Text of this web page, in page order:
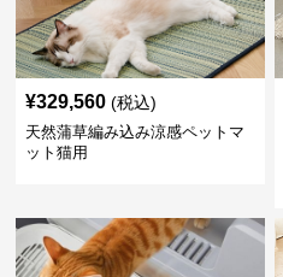
¥329,560 (税込)
天然蒲草編み込み涼感ペットマ
ット猫用